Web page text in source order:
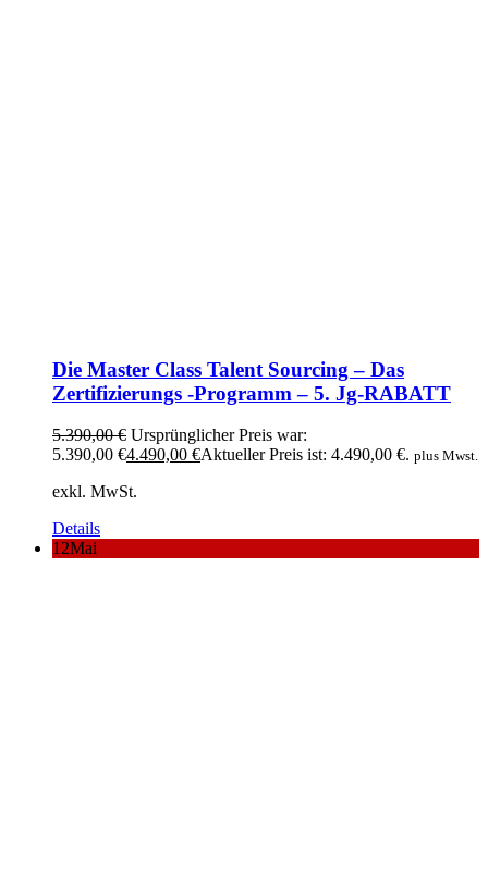
Die Master Class Talent Sourcing – Das
Zertifizierungs -Programm – 5. Jg-RABATT
5.390,00€ Ursprünglicher Preis war:
5.390,00 €4.490,00 €Aktueller Preis ist: 4.490,00 €. plus Mwst.
exkl. MwSt.
Details
12Mai